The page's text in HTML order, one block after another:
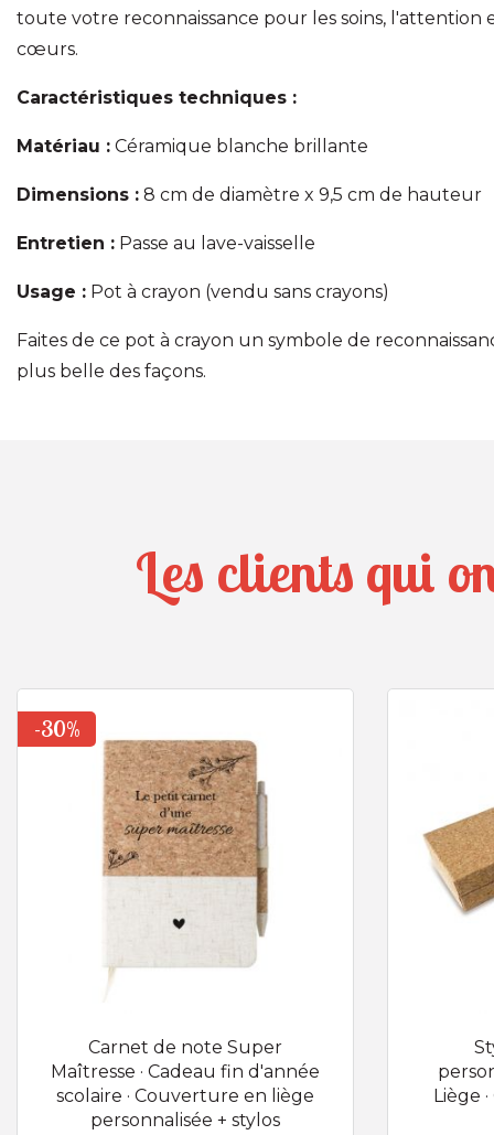
toute votre reconnaissance pour les soins,
cœurs.
Caractéristiques techniques :
Matériau : Céramique blanche brillante
Dimensions : 8 cm de diamètre x 9,5 cm de hauteur
Entretien : Passe au lave-vaisselle
Usage : Pot à crayon (vendu sans crayons)
Faites de ce pot à crayon un symbole de
plus belle des façons.
Les clients qui
-30%
Carnet de note Super
Maîtresse · Cadeau fin d'année
scolaire · Couverture en liège
personnalisée + stylos
Liège